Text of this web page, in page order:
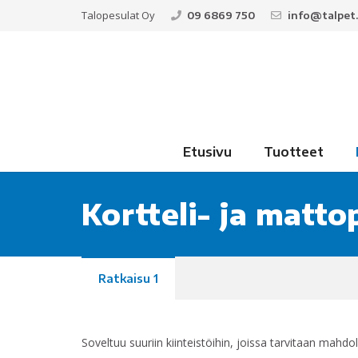
Talopesulat Oy 09 6869 750
Etusivu Tuotteet
Kortteli- ja
Ratkaisu 1
Soveltuu suuriin kiinteistöihin, joissa tarvitaan